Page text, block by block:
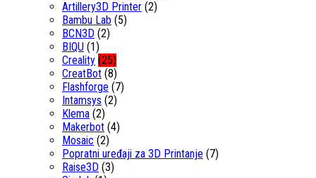
Artillery3D Printer (2)
Bambu Lab (5)
BCN3D (2)
BIQU (1)
Creality (25)
CreatBot (8)
Flashforge (7)
Intamsys (2)
Klema (2)
Makerbot (4)
Mosaic (2)
Popratni uređaji za 3D Printanje (7)
Raise3D (3)